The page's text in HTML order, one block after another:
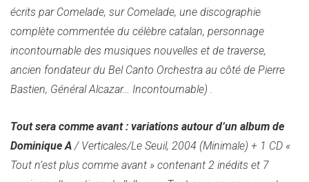
écrits par Comelade, sur Comelade, une discographie
complète commentée du célèbre catalan, personnage
incontournable des musiques nouvelles et de traverse,
ancien fondateur du Bel Canto Orchestra au côté de Pierre
Bastien, Général Alcazar… Incontournable) .
Tout sera comme avant : variations autour d’un album de
Dominique A / Verticales/Le Seuil, 2004 (Minimale) + 1 CD «
Tout n’est plus comme avant » contenant 2 inédits et 7